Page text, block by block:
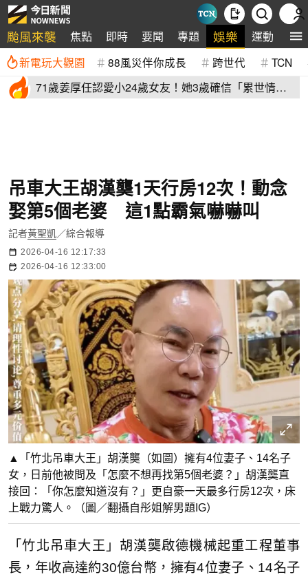
颱風來襲 焦點 即時 要聞 專題 娛樂 運動 全
新電玩大觀園 88風災伴你成長 跨世代 TCN
71歲姜厚任認愛小24歲女友！她3歲確信「累世情
吊車大王胡漢龑1天行房12次！動念
娶第5個老婆 這1點霸氣嚇嚇叫
記者黃聖凱／綜合報導
2026-04-16 12:17:33
2026-04-16 12:33:00
▲「竹北吊車大王」胡漢龑（如圖）擁有4位妻子、14名子
女，日前他被問及「怎麼不想再找第5個老婆？」胡漢龑直
接回：「你怎麼知道沒有？」更自豪一天最多行房12次，床
上戰力驚人。（圖／翻攝自彤姐解男題IG）
「竹北吊車大王」胡漢龑啟德機械起重工程董事
長，年收高達約30億台幣，擁有4位妻子、14名子